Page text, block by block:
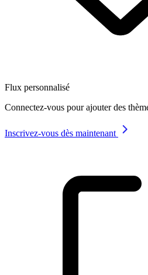
Flux personnalisé
Connectez-vous pour ajouter des
Inscrivez-vous dès maintenant